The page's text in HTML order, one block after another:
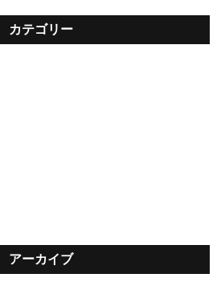
カテゴリー
アーカイブ